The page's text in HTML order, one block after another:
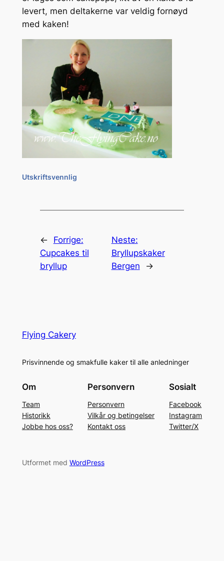
levert, men deltakerne var veldig fornøyd
med kaken!
Utskriftsvennlig
←
Forrige:
Cupcakes til
bryllup
Neste:
Bryllupskaker
Bergen
→
Flying Cakery
Prisvinnende og smakfulle kaker til alle anledninger
Om
Team
Historikk
Jobbe hos oss?
Personvern
Personvern
Vilkår og betingelser
Kontakt oss
Sosialt
Facebook
Instagram
Twitter/X
Utformet med WordPress